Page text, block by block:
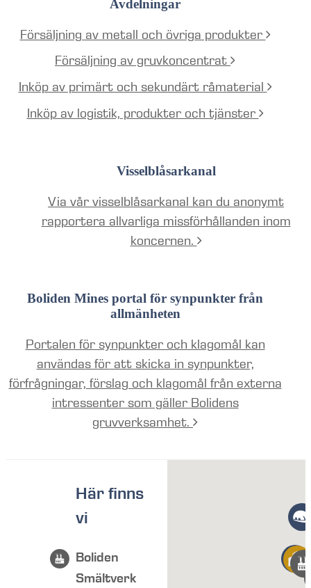
Avdelningar
Försäljning av metall och övriga produkter
Försäljning av gruvkoncentrat
Inköp av primärt och sekundärt råmaterial
Inköp av logistik, produkter och tjänster
Visselblåsarkanal
Via vår visselblåsarkanal kan du anonymt
rapportera allvarliga missförhållanden inom
koncernen.
Boliden Mines portal för synpunkter från
allmänheten
Portalen för synpunkter och klagomål kan
användas för att skicka in synpunkter,
förfrågningar, förslag och klagomål från externa
intressenter som gäller Bolidens
gruvverksamhet.
Här finns
vi
Boliden
Smältverk